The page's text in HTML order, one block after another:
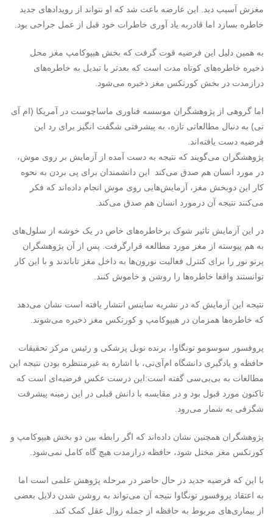
مغزش آسیب دید. این عارضه باعث شد که او نتواند از رویدادهای جدید
خاطره بسازد اما قادربه یاد آوری خاطرات خود قبل از عمل جراحی بود.
به همین دلیل این فرضیه قوت گرفت که بخش هیپوکامپ مغز محل
ذخیره خاطره‌های کوتاه مدت است که بعدتر با تبدیل به خاطره‌های
درازمدت در بخش کورتکس مغز ذخیره می‌شود.
اما گروهی از پژوهشگران موسسه فناوری ماساچوست در آمریکا (ام آی
تی) به دنبال مطالعاتی تازه، به پیشرفتی شگفت انگیز برای رد این
فرضیه دست یافته‌اند.
پژوهشگران می‌گویند که نتیجه به دست آمده از آزمایش بر روی موش،
در مورد انسان هم صدق می‌کند این دانشمندان برای پی بردن به نحوه
کار این دوبخش مغز، آزمایش‌هایی روی موش انجام داده‌اند که فکر
می‌کنند نتیجه آن درمورد انسان هم صدق می‌کند.
در این آزمایش تاثیر شوک برخاطره‌های خاص در یک خوشه از سلول‌های
به هم پیوسته از مغز مورد مطالعه قرارگرفت. پس از آن پژوهشگران
پرتو نور را برای کنترل فعالیت نورون‌ها به داخل مغز تاباندند و با این کار
توانستند واقعا خاطره‌ها را روشن و خاموش کنند.
نتیجه این آزمایش که در نشریه ساینس انتشار یافته است نشان می‌دهد
که خاطره‌ها همزمان در هیپوکامپ و کورتکس مغز ذخیره می‌شوند.
پروفسور سوسومو تونگاوا، برنده نوبل پزشکی و رئیس مرکز تحقیقات
حافظه و یادگیری دانشگاه ام‌آی‌تی، با اشاره به غیرمنتظره بودن نتیجه این
مطالعات به بی‌بی‌سی گفته است:این درست عکس فرضیه‌ای است که
تاکنون مورد قبول بود و در مقایسه با دانش قبلی در این زمینه پیشرفت
شگرفی به شمار می‌رود.
پژوهشگران همچنین نشان داده‌اند که اگر رابطه بین دو بخش هیپوکامپ و
کورتکس مغز مختل شود، حافظه درازمدت هیچ گاه کامل نمی‌شود.
با این که فرضیه جدید در حال حاضر در مرحله پژوهش علمی است اما
به اعتقاد پروفسور تونگاوا نتیجه آن می‌تواند به روشن شدن دلایل بعضی
از بیماری‌های مربوط به حافظه از جمله زوال عقل کمک کند.